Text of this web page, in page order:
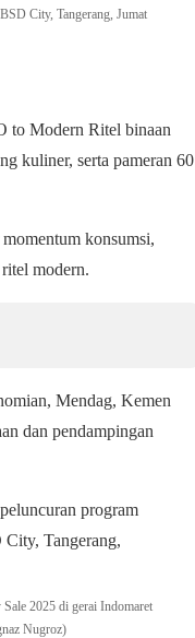
City, Tangerang, Jumat
to Modern Ritel binaan
kuliner, serta pameran 60
konsumsi,
modern.
Mendag, Kemen
dan pendampingan
2025 di gerai Indomaret
Nugroz)